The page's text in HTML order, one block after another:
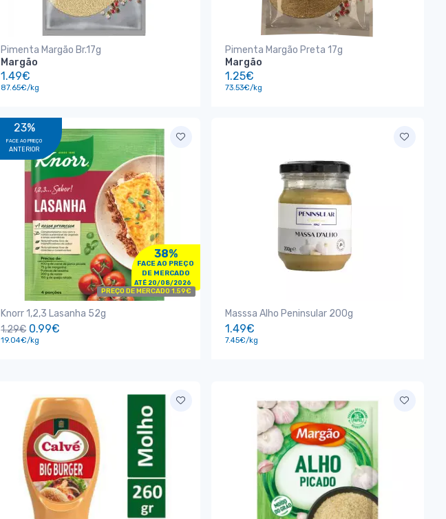
Pimenta Margão Br.17g
Margão
1.49€
87.65€/kg
Pimenta Margão Preta 17g
Margão
1.25€
73.53€/kg
23%
FACE AO PREÇO
ANTERIOR
38%
FACE AO PREÇO
DE MERCADO
ATÉ 20/08/2026
PREÇO DE MERCADO 1.59€
Knorr 1,2,3 Lasanha 52g
1.29€ 0.99€
19.04€/kg
Masssa Alho Peninsular 200g
1.49€
7.45€/kg